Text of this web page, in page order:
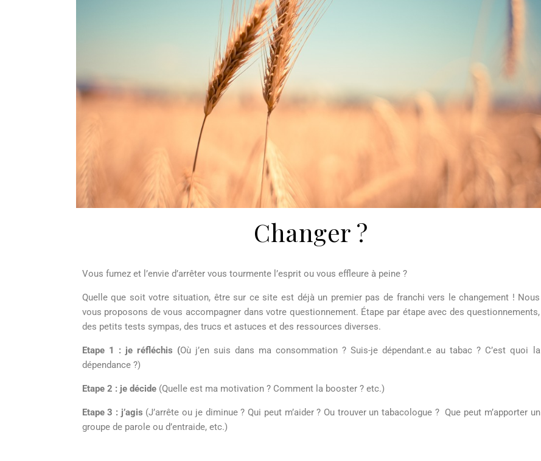
Changer ?
Vous fumez et l’envie d’arrêter vous tourmente l’esprit ou vous effleure àpeine ?
Quelle que soit votre situation, être sur ce site est déjà un premier pas de franchi vers le changement ! Nous
vous proposons de vous accompagner dans votre questionnement. Étape par étape avec des questionnements,
des petits tests sympas, des trucs et astuces et des ressources diverses.
Etape 1 : je réfléchis (Où j’en suis dans ma consommation ? Suis-jedépendant.e au tabac ? C’est quoi la
dépendance ?)
Etape 2 : je décide(Quelle est ma motivation ? Comment la booster ? etc.)
Etape 3 : j’agis (J’arrêteou je diminue ? Qui peut m’aider ? Ou trouver un tabacologue ? Que peut m’apporter un
groupe de parole ou d’entraide, etc.)